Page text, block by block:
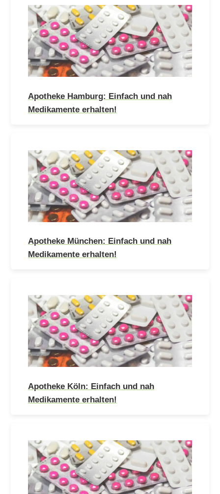
Apotheke Hamburg: Einfach und nah
Medikamente erhalten!
Apotheke München: Einfach und nah
Medikamente erhalten!
Apotheke Köln: Einfach und nah
Medikamente erhalten!